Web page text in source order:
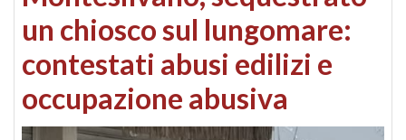
un chiosco sul lungomare:
contestati abusi edilizi e
occupazione abusiva